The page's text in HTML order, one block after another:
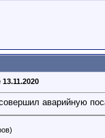
аварийную